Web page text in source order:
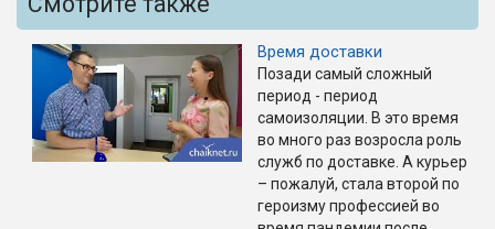
Время доставки
Позади самый сложный
период - период
самоизоляции. В это время
во много раз возросла роль
служб по доставке. А курьер
– пожалуй, стала второй по
героизму профессией во